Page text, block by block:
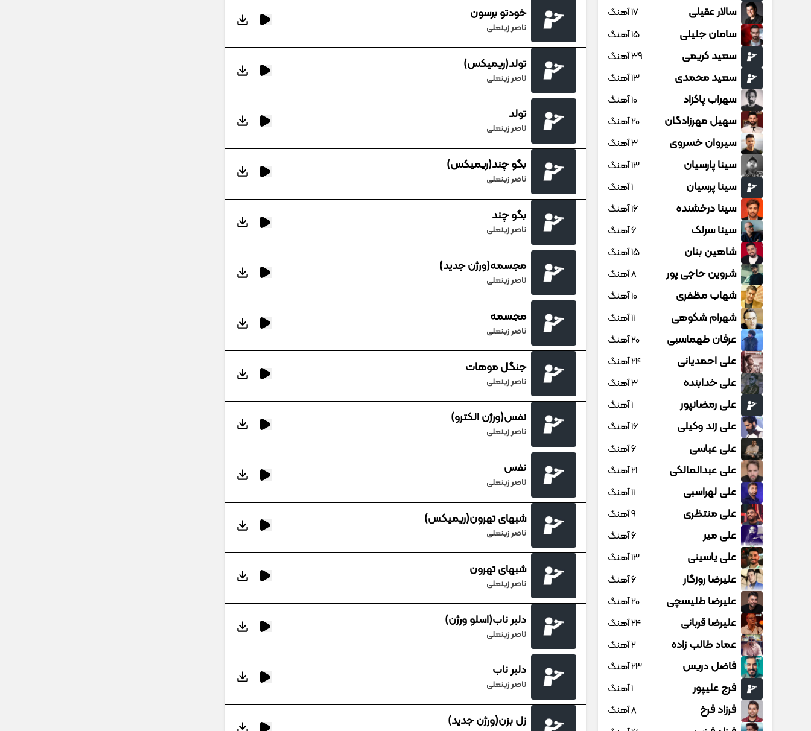
خودتو برسون
ناصر زینعلی
تولد(ریمیکس)
ناصر زینعلی
تولد
ناصر زینعلی
بگو چند(ریمیکس)
ناصر زینعلی
بگو چند
ناصر زینعلی
مجسمه(ورژن جدید)
ناصر زینعلی
مجسمه
ناصر زینعلی
جنگل موهات
ناصر زینعلی
نفس(ورژن الکترو)
ناصر زینعلی
نفس
ناصر زینعلی
شبهای تهرون(ریمیکس)
ناصر زینعلی
شبهای تهرون
ناصر زینعلی
دلبر ناب(اسلو ورژن)
ناصر زینعلی
دلبر ناب
ناصر زینعلی
زل بزن(ورژن جدید)
سالار عقیلی 17 آهنگ
سامان جلیلی 15 آهنگ
سعید کریمی 39 آهنگ
سعید محمدی 13 آهنگ
سهراب پاکزاد 10 آهنگ
سهیل مهرزادگان 20 آهنگ
سیروان خسروی 3 آهنگ
سینا پارسیان 13 آهنگ
سینا پرسیان 1 آهنگ
سینا درخشنده 16 آهنگ
سینا سرلک 6 آهنگ
شاهین بنان 15 آهنگ
شروین حاجی پور 8 آهنگ
شهاب مظفری 10 آهنگ
شهرام شکوهی 11 آهنگ
عرفان طهماسبی 20 آهنگ
علی احمدیانی 24 آهنگ
علی خدابنده 3 آهنگ
علی رمضانپور 1 آهنگ
علی زند وکیلی 16 آهنگ
علی عباسی 6 آهنگ
علی عبدالمالکی 21 آهنگ
علی لهراسبی 11 آهنگ
علی منتظری 9 آهنگ
علی میر 6 آهنگ
علی یاسینی 13 آهنگ
علیرضا روزگار 6 آهنگ
علیرضا طلیسچی 20 آهنگ
علیرضا قربانی 24 آهنگ
عماد طالب زاده 2 آهنگ
فاضل دریس 23 آهنگ
فرج علیپور 1 آهنگ
فرزاد فرخ 8 آهنگ